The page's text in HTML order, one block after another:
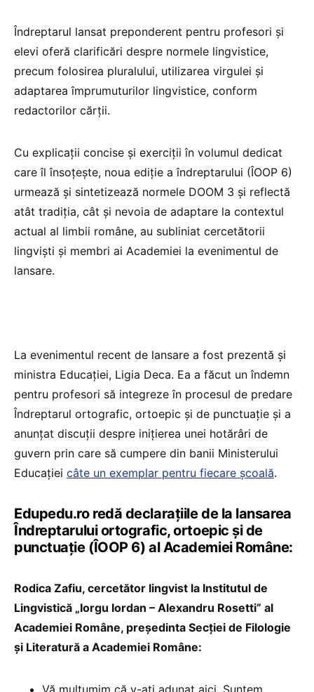
Îndreptarul lansat preponderent pentru profesori și
elevi oferă clarificări despre normele lingvistice,
precum folosirea pluralului, utilizarea virgulei și
adaptarea împrumuturilor lingvistice, conform
redactorilor cărții.
Cu explicații concise și exerciții în volumul dedicat
care îl însoțește, noua ediție a îndreptarului (ÎOOP 6)
urmează și sintetizează normele DOOM 3 și reflectă
atât tradiția, cât și nevoia de adaptare la contextul
actual al limbii române, au subliniat cercetătorii
lingviști și membri ai Academiei la evenimentul de
lansare.
La evenimentul recent de lansare a fost prezentă și
ministra Educației, Ligia Deca. Ea a făcut un îndemn
pentru profesori să integreze în procesul de predare
Îndreptarul ortografic, ortoepic și de punctuație și a
anunțat discuții despre inițierea unei hotărâri de
guvern prin care să cumpere din banii Ministerului
Educației câte un exemplar pentru fiecare școală.
Edupedu.ro redă declarațiile de la lansarea
Îndreptarului ortografic, ortoepic și de
punctuație (ÎOOP 6) al Academiei Române:
Rodica Zafiu, cercetător lingvist la Institutul de
Lingvistică „Iorgu Iordan – Alexandru Rosetti” al
Academiei Române, președinta Secției de Filologie
și Literatură a Academiei Române:
Vă mulțumim că v-ați adunat aici. Suntem